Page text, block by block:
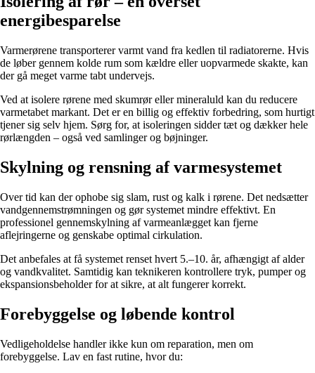
energibesparelse
Varmerørene transporterer varmt vand fra kedlen til radiatorerne. Hvis
de løber gennem kolde rum som kældre eller uopvarmede skakte, kan
der gå meget varme tabt undervejs.
Ved at isolere rørene med skumrør eller mineraluld kan du reducere
varmetabet markant. Det er en billig og effektiv forbedring, som hurtigt
tjener sig selv hjem. Sørg for, at isoleringen sidder tæt og dækker hele
rørlængden – også ved samlinger og bøjninger.
Skylning og rensning af varmesystemet
Over tid kan der ophobe sig slam, rust og kalk i rørene. Det nedsætter
vandgennemstrømningen og gør systemet mindre effektivt. En
professionel gennemskylning af varmeanlægget kan fjerne
aflejringerne og genskabe optimal cirkulation.
Det anbefales at få systemet renset hvert 5.–10. år, afhængigt af alder
og vandkvalitet. Samtidig kan teknikeren kontrollere tryk, pumper og
ekspansionsbeholder for at sikre, at alt fungerer korrekt.
Forebyggelse og løbende kontrol
Vedligeholdelse handler ikke kun om reparation, men om
forebyggelse. Lav en fast rutine, hvor du: